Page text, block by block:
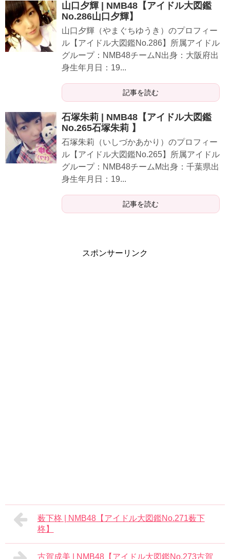
山口夕輝 | NMB48【アイドル大図鑑
No.286山口夕輝】
山口夕輝（やまぐちゆうき）のプロフィー
ル【アイドル大図鑑No.286】所属アイドル
グループ：NMB48チームN出身：大阪府出
身生年月日：19...
記事を読む
石塚朱莉 | NMB48【アイドル大図鑑
No.265石塚朱莉 】
石塚朱莉（いしづかあかり）のプロフィー
ル【アイドル大図鑑No.265】所属アイドル
グループ：NMB48チームM出身：千葉県出
身生年月日：19...
記事を読む
スポンサーリンク
薮下柊 | NMB48【アイドル大図鑑No.271薮下
柊】
古賀成美 | NMB48【アイドル大図鑑No.273古賀